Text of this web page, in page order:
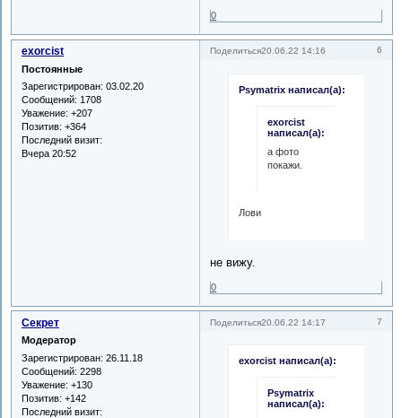
0
Поделиться 6
20.06.22 14:16
exorcist
Постоянные
Зарегистрирован: 03.02.20
Сообщений: 1708
Уважение: +207
Позитив: +364
Последний визит:
Вчера 20:52
Psymatrix написал(а):
exorcist
написал(а):
а фото
покажи.
Лови
не вижу.
0
Поделиться 7
20.06.22 14:17
Секрет
Модератор
Зарегистрирован: 26.11.18
Сообщений: 2298
Уважение: +130
Позитив: +142
Последний визит:
exorcist написал(а):
Psymatrix
написал(а):